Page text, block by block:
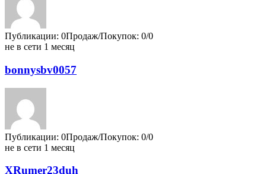
Публикации: 0Продаж/Покупок: 0/0
не в сети 1 месяц
bonnysbv0057
Публикации: 0Продаж/Покупок: 0/0
не в сети 1 месяц
XRumer23duh